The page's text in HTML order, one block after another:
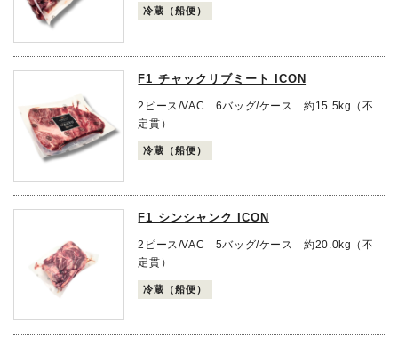
冷蔵（船便）
F1 チャックリブミート ICON
2ピース/VAC 6バッグ/ケース 約15.5kg（不
定貫）
冷蔵（船便）
F1 シンシャンク ICON
2ピース/VAC 5バッグ/ケース 約20.0kg（不
定貫）
冷蔵（船便）